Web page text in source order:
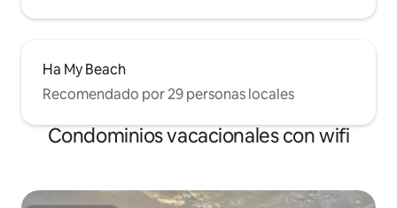
Ha My Beach
Recomendado por 29 personas locales
Condominios vacacionales con wifi